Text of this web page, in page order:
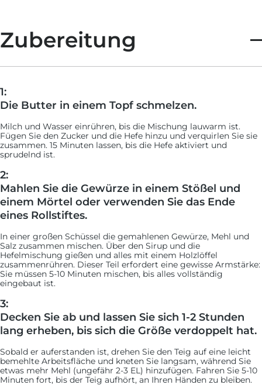
Zubereitung
1:
Die Butter in einem Topf schmelzen.
Milch und Wasser einrühren, bis die Mischung lauwarm ist.
Fügen Sie den Zucker und die Hefe hinzu und verquirlen Sie sie
zusammen. 15 Minuten lassen, bis die Hefe aktiviert und
sprudelnd ist.
2:
Mahlen Sie die Gewürze in einem Stößel und
einem Mörtel oder verwenden Sie das Ende
eines Rollstiftes.
In einer großen Schüssel die gemahlenen Gewürze, Mehl und
Salz zusammen mischen. Über den Sirup und die
Hefelmischung gießen und alles mit einem Holzlöffel
zusammenrühren. Dieser Teil erfordert eine gewisse Armstärke:
Sie müssen 5-10 Minuten mischen, bis alles vollständig
eingebaut ist.
3:
Decken Sie ab und lassen Sie sich 1-2 Stunden
lang erheben, bis sich die Größe verdoppelt hat.
Sobald er auferstanden ist, drehen Sie den Teig auf eine leicht
bemehlte Arbeitsfläche und kneten Sie langsam, während Sie
etwas mehr Mehl (ungefähr 2-3 EL) hinzufügen. Fahren Sie 5-10
Minuten fort, bis der Teig aufhört, an Ihren Händen zu bleiben.